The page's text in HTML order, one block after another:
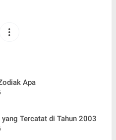
Apa
yang Tercatat di Tahun 2003